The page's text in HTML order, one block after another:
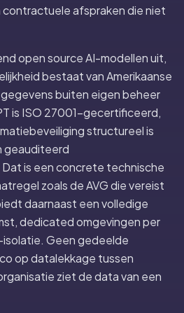
contractuele afspraken die niet
open source AI-modellen uit,
bestaat van Amerikaanse
buiten eigen beheer
is ISO 27001-gecertificeerd,
structureel is
geauditeerd
is een concrete technische
zoals de AVG die vereist
daarnaast een volledige
dedicated omgevingen per
Geen gedeelde
op datalekkage tussen
ziet de data van een